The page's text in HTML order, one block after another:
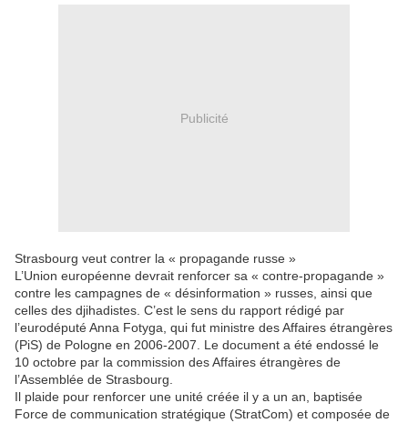
Publicité
Strasbourg veut contrer la « propagande russe »
L’Union européenne devrait renforcer sa « contre-propagande »
contre les campagnes de « désinformation » russes, ainsi que
celles des djihadistes. C’est le sens du rapport rédigé par
l’eurodéputé Anna Fotyga, qui fut ministre des Affaires étrangères
(PiS) de Pologne en 2006-2007. Le document a été endossé le
10 octobre par la commission des Affaires étrangères de
l’Assemblée de Strasbourg.
Il plaide pour renforcer une unité créée il y a un an, baptisée
Force de communication stratégique (StratCom) et composée de